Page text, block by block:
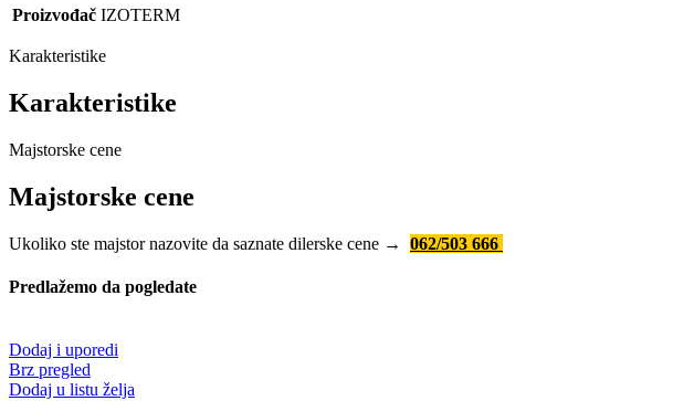
Proizvođač IZOTERM
Karakteristike
Karakteristike
Majstorske cene
Majstorske cene
Ukoliko ste majstor nazovite da saznate dilerske cene → 062/503 666
Predlažemo da pogledate
Dodaj i uporedi
Brz pregled
Dodaj u listu želja